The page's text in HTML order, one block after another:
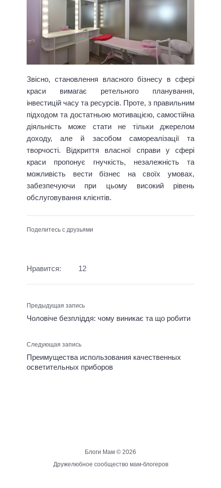
Звісно, становлення власного бізнесу в сфері
краси вимагає ретельного планування,
інвестицій часу та ресурсів. Проте, з правильним
підходом та достатньою мотивацією, самостійна
діяльність може стати не тільки джерелом
доходу, але й засобом самореалізації та
творчості. Відкриття власної справи у сфері
краси пропонує гнучкість, незалежність та
можливість вести бізнес на своїх умовах,
забезпечуючи при цьому високий рівень
обслуговування клієнтів.
Поделитесь с друзьями
Нравится: 12
Предыдущая запись
Чоловіче безпліддя: чому виникає та що робити
Следующая запись
Преимущества использования качественных
осветительных приборов
Блоги Мам © 2026
Дружелюбное сообщество мам-блогеров